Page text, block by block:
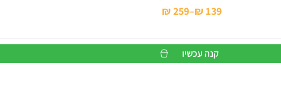
₪139
–
₪259
טווח
⁦₪ 139⁩
עד
קנה עכשיו